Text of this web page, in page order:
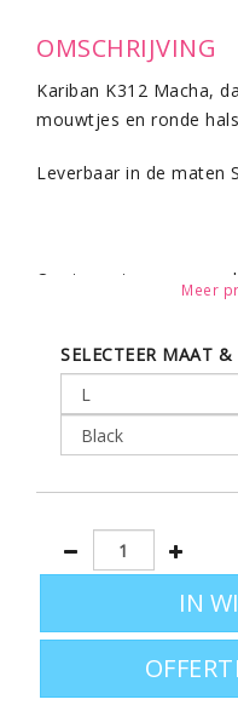
OMSCHRIJVING
Kariban K312 Macha,
mouwtjes en ronde
Leverbaar in de maten
Om terug te gaan naar
Meer
SELECTEER MAAT &